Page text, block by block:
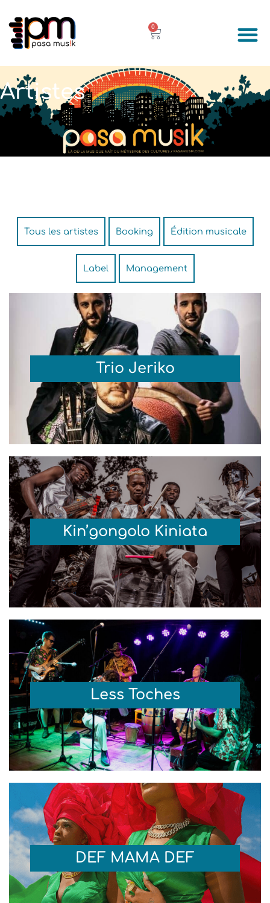
au
contenu
0
PANIER
Artistes
Tous les artistes Booking Édition musicale
Label Management
Trio Jeriko
Kin’gongolo Kiniata
Less Toches
DEF MAMA DEF